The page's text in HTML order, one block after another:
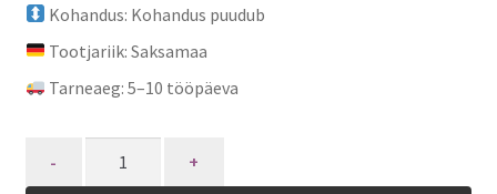
Kohandus: Kohandus puudub
Tootjariik: Saksamaa
Tarneaeg: 5–10 tööpäeva